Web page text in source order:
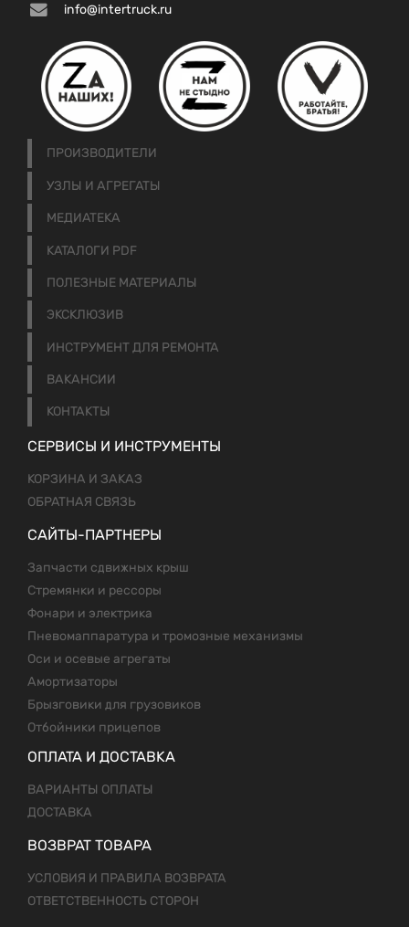
info@intertruck.ru
ПРОИЗВОДИТЕЛИ
УЗЛЫ И АГРЕГАТЫ
МЕДИАТЕКА
КАТАЛОГИ PDF
ПОЛЕЗНЫЕ МАТЕРИАЛЫ
ЭКСКЛЮЗИВ
ИНСТРУМЕНТ ДЛЯ РЕМОНТА
ВАКАНСИИ
КОНТАКТЫ
СЕРВИСЫ И ИНСТРУМЕНТЫ
КОРЗИНА И ЗАКАЗ
ОБРАТНАЯ СВЯЗЬ
САЙТЫ-ПАРТНЕРЫ
Запчасти сдвижных крыш
Стремянки и рессоры
Фонари и электрика
Пневомаппаратура и тромозные механизмы
Оси и осевые агрегаты
Амортизаторы
Брызговики для грузовиков
Отбойники прицепов
ОПЛАТА И ДОСТАВКА
ВАРИАНТЫ ОПЛАТЫ
ДОСТАВКА
ВОЗВРАТ ТОВАРА
УСЛОВИЯ И ПРАВИЛА ВОЗВРАТА
ОТВЕТСТВЕННОСТЬ СТОРОН